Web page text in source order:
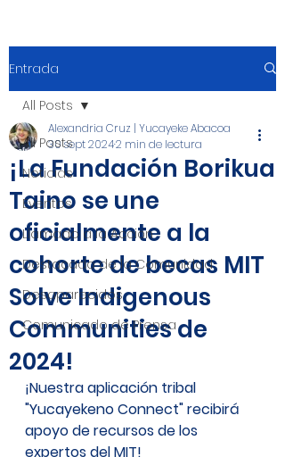
Entrada
All Posts
Noticias
Eventos
Llamado a la Acción
Destacado de la Comunidad
Desaparecidos
Comunicado de Prensa
All Posts
¡La Fundación Borikua
Taino se une
oficialmente a la
cohorte de becas MIT
Solve Indigenous
Communities de
2024!
Alexandria Cruz | Yucayeke Abacoa
30 sept 20242 min de lectura
¡Nuestra aplicación tribal
"Yucayekeno Connect" recibirá
apoyo de recursos de los
expertos del MIT!